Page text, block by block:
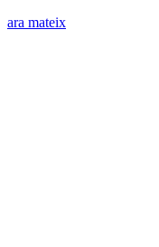
ara mateix